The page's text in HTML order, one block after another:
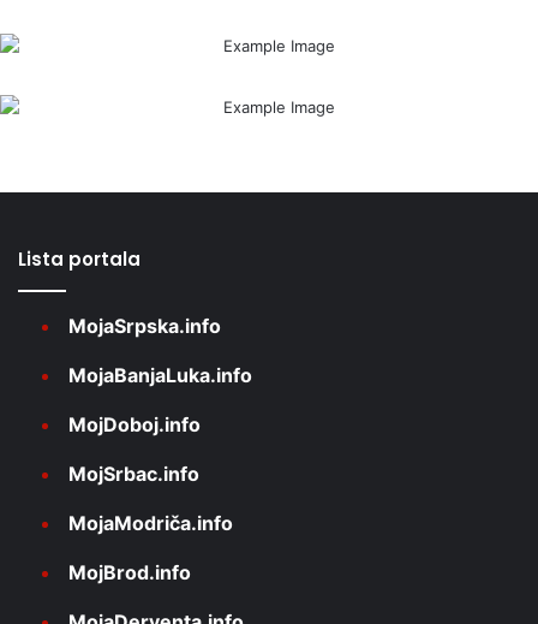
Lista portala
MojaSrpska.info
MojaBanjaLuka.info
MojDoboj.info
MojSrbac.info
MojaModriča.info
MojBrod.info